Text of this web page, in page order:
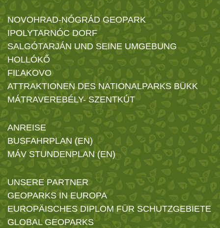
NOVOHRAD-NÓGRÁD GEOPARK
IPOLYTARNÓC DORF
SALGÓTARJÁN UND SEINE UMGEBUNG
HOLLÓKŐ
FIĽAKOVO
ATTRAKTIONEN DES NATIONALPARKS BÜKK
MÁTRAVEREBÉLY- SZENTKÚT
ANREISE
BUSFAHRPLAN (EN)
MÁV STUNDENPLAN (EN)
UNSERE PARTNER
GEOPARKS IN EUROPA
EUROPÄISCHES DIPLOM FÜR SCHUTZGEBIETE
GLOBAL GEOPARKS